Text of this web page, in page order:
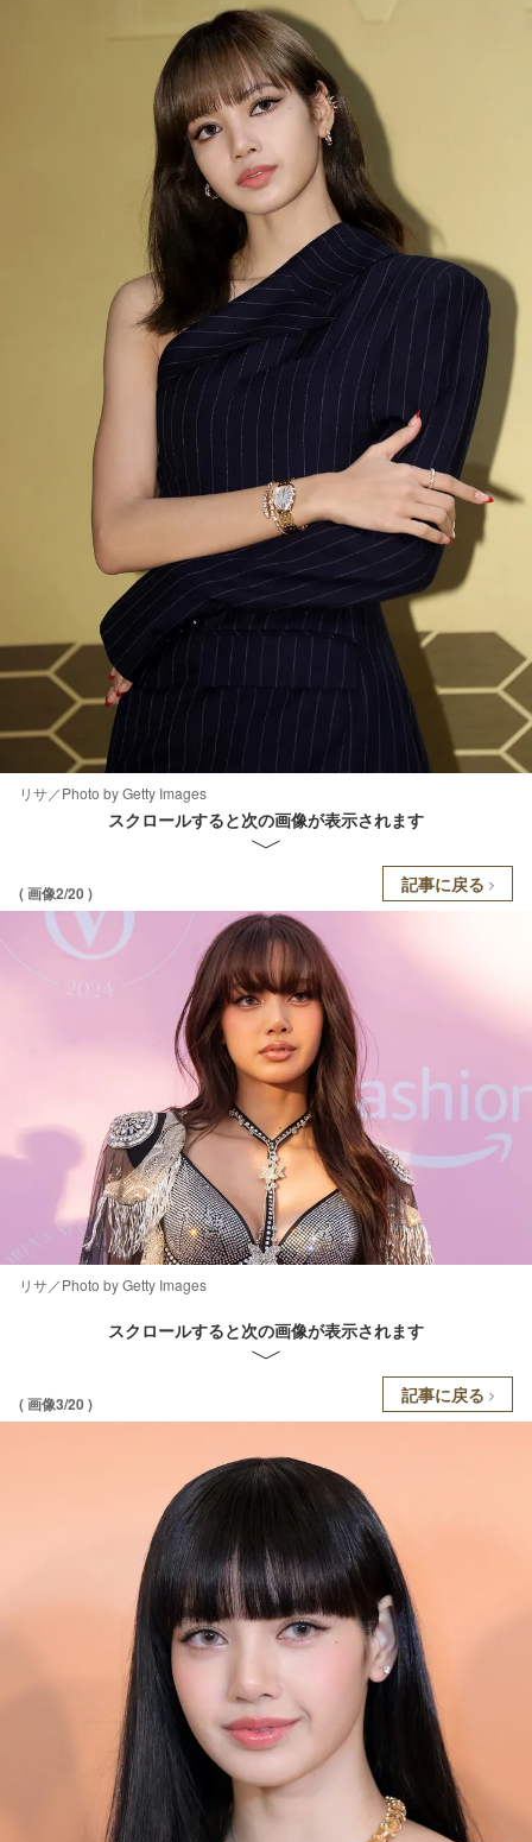
リサ／Photo by Getty Images
スクロールすると次の画像が表示されます
( 画像2/20 ) 記事に戻る
リサ／Photo by Getty Images
スクロールすると次の画像が表示されます
( 画像3/20 ) 記事に戻る